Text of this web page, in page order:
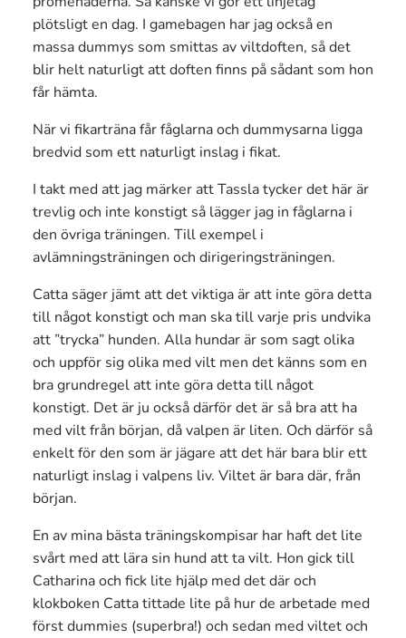
plötsligt en dag. I gamebagen har jag också en
massa dummys som smittas av viltdoften, så det
blir helt naturligt att doften finns på sådant som hon
får hämta.
När vi fikarträna får fåglarna och dummysarna ligga
bredvid som ett naturligt inslag i fikat.
I takt med att jag märker att Tassla tycker det här är
trevlig och inte konstigt så lägger jag in fåglarna i
den övriga träningen. Till exempel i
avlämningsträningen och dirigeringsträningen.
Catta säger jämt att det viktiga är att inte göra detta
till något konstigt och man ska till varje pris undvika
att ”trycka” hunden. Alla hundar är som sagt olika
och uppför sig olika med vilt men det känns som en
bra grundregel att inte göra detta till något
konstigt. Det är ju också därför det är så bra att ha
med vilt från början, då valpen är liten. Och därför så
enkelt för den som är jägare att det här bara blir ett
naturligt inslag i valpens liv. Viltet är bara där, från
början.
En av mina bästa träningskompisar har haft det lite
svårt med att lära sin hund att ta vilt. Hon gick till
Catharina och fick lite hjälp med det där och
klokboken Catta tittade lite på hur de arbetade med
först dummies (superbra!) och sedan med viltet och